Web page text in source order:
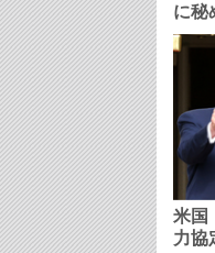
に
米国
力